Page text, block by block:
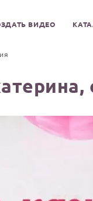
ВИДЕО